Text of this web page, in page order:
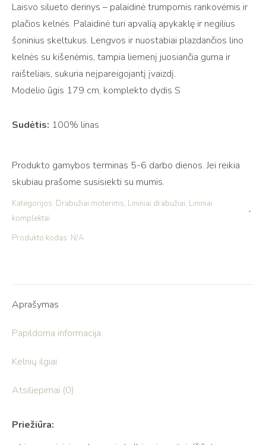
palaidinės
ir
kelnių
komplektas
INDIE
dark
Laisvo silueto derinys – palaidinė trumpomis rankovėmis ir
plačios kelnės. Palaidinė turi apvalią apykaklę ir negilius
šoninius skeltukus. Lengvos ir nuostabiai plazdančios lino
kelnės su kišenėmis, tampia liemenį juosiančia guma ir
raišteliais, sukuria neįpareigojantį įvaizdį.
Modelio ūgis 179 cm, komplekto dydis S
Sudėtis: 100% linas
Produkto gamybos terminas 5-6 darbo dienos. Jei reikia
skubiau prašome susisiekti su mumis.
Kategorijos: Drabužiai moterims, Lininiai drabužiai, Lininiai
komplektai
Produkto kodas: N/A
Aprašymas
Papildoma informacija
Kelnių ilgiai
Atsiliepimai (0)
Priežiūra: